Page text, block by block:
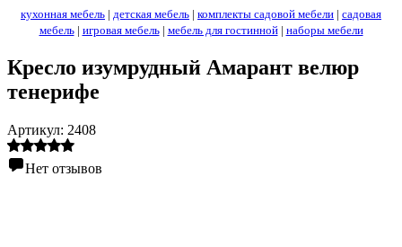
кухонная мебель | детская мебель | комплекты садовой мебели | садовая
мебель| игровая мебель| мебель для гостинной| наборы мебели
Кресло изумрудный Амарант велюр
тенерифе
Артикул: 2408
Нет отзывов